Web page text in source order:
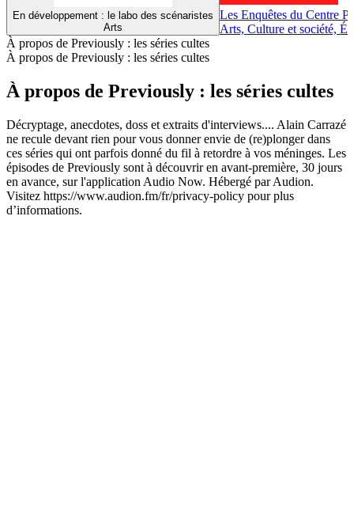
En développement : le labo des scénaristes
Arts
Les Enquêtes du Centre
Arts, Culture et société,
À propos de Previously : les séries cultes
À propos de Previously : les séries cultes
À propos de Previously : les séries cultes
Décryptage, anecdotes, doss et extraits d'interviews.... Alain Carrazé
ne recule devant rien pour vous donner envie de (re)plonger dans
ces séries qui ont parfois donné du fil à retordre à vos méninges. Les
épisodes de Previously sont à découvrir en avant-première, 30 jours
en avance, sur l'application Audio Now. Hébergé par Audion.
Visitez https://www.audion.fm/fr/privacy-policy pour plus
d’informations.